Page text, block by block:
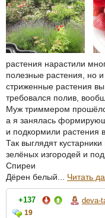
растения нарастили
полезные растения, но
стриженные растения
требовался полив,
Муж триммером
а я занялась
и подкормили растения
Так выглядят
зелёных изгородей и
Спиреи
Дёрен белый... Читать
+137 deva-
19